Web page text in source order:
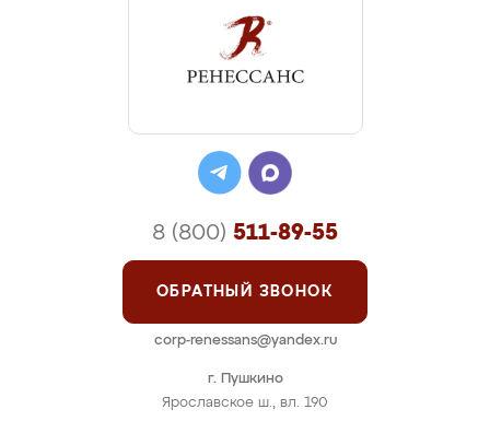
г. Пушкино
Ярославское ш., вл. 190
8 (800) 511-89-55
ОБРАТНЫЙ ЗВОНОК
corp-renessans@yandex.ru